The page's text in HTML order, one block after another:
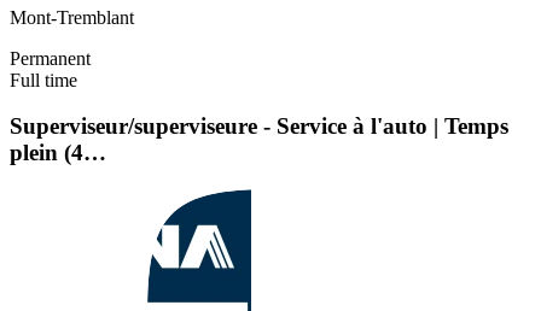
Mont-Tremblant
Permanent
Full time
Superviseur/superviseure - Service à l'auto | Temps
plein (4…